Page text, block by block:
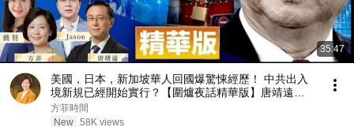
35:47
美國，日本，新加坡華人回國爆驚悚經歷！ 中共出入
境新規已經開始實行？【圍爐夜話精華版】唐靖遠
Jason 薇羽 方菲
方菲時間
New 58K views